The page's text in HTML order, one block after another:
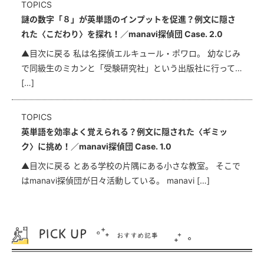
TOPICS
謎の数字「８」が英単語のインプットを促進？例文に隠さ
れた〈こだわり〉を探れ！／manavi探偵団 Case. 2.0
▲目次に戻る 私は名探偵エルキュール・ポワロ。 幼なじみ
で同級生のミカンと「受験研究社」という出版社に行って…
[…]
TOPICS
英単語を効率よく覚えられる？例文に隠された〈ギミッ
ク〉に挑め！／manavi探偵団 Case. 1.0
▲目次に戻る とある学校の片隅にある小さな教室。 そこで
はmanavi探偵団が日々活動している。 manavi […]